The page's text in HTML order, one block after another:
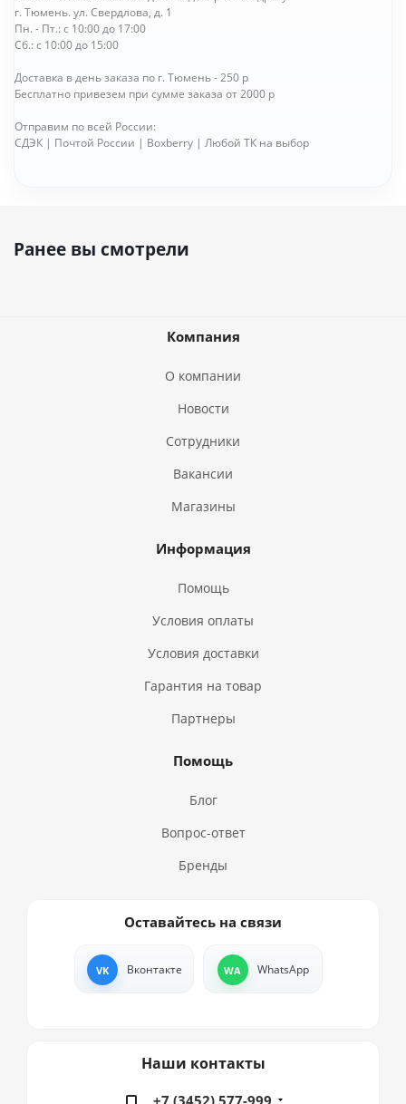
г. Тюмень. ул. Свердлова, д. 1
Пн. - Пт.: с 10:00 до 17:00
Сб.: с 10:00 до 15:00
Доставка в день заказа по г. Тюмень - 250 р
Бесплатно привезем при сумме заказа от 2000 р
Отправим по всей России:
СДЭК | Почтой России | Boxberry | Любой ТК на выбор
Ранее вы смотрели
Компания
О компании
Новости
Сотрудники
Вакансии
Магазины
Информация
Помощь
Условия оплаты
Условия доставки
Гарантия на товар
Партнеры
Помощь
Блог
Вопрос-ответ
Бренды
Оставайтесь на связи
Вконтакте WhatsApp
Наши контакты
+7 (3452) 577-999